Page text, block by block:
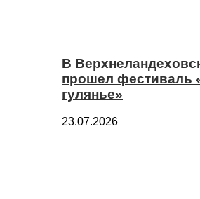
В
прошел фестиваль
гулянье»
23.07.2026